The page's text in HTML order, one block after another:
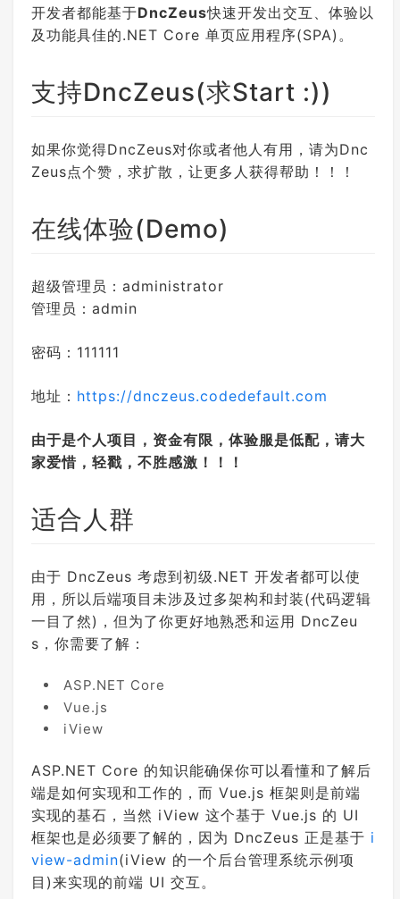
开发者都能基于DncZeus快速开发出交互、体验以
及功能具佳的.NET Core 单页应用程序(SPA)。
支持DncZeus(求Start :))
如果你觉得DncZeus对你或者他人有用，请为Dnc
Zeus点个赞，求扩散，让更多人获得帮助！！！
在线体验(Demo)
超级管理员：administrator
管理员：admin
密码：111111
地址： https://dnczeus.codedefault.com
由于是个人项目，资金有限，体验服是低配，请大
家爱惜，轻戳，不胜感激！！！
适合人群
由于 DncZeus 考虑到初级.NET 开发者都可以使
用，所以后端项目未涉及过多架构和封装(代码逻辑
一目了然)，但为了你更好地熟悉和运用 DncZeu
s，你需要了解：
ASP.NET Core
Vue.js
iView
ASP.NET Core 的知识能确保你可以看懂和了解后
端是如何实现和工作的，而 Vue.js 框架则是前端
实现的基石，当然 iView 这个基于 Vue.js 的 UI
框架也是必须要了解的，因为 DncZeus 正是基于 i
view-admin(iView 的一个后台管理系统示例项
目)来实现的前端 UI 交互。